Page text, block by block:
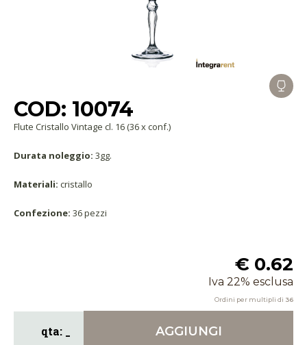
COD: 10074
Flute Cristallo Vintage cl. 16 (36 x conf.)
Durata noleggio: 3gg.
Materiali: cristallo
Confezione: 36 pezzi
€ 0.62
Iva 22% esclusa
Ordini per multipli di 36
AGGIUNGI